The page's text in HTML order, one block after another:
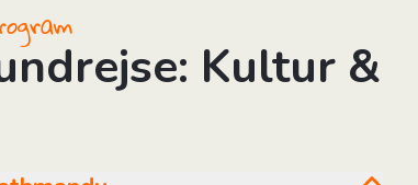
Kultur &